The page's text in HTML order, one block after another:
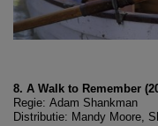
8. A Walk to Remember
Regie: Adam Shankman
Distributie: Mandy Moore,